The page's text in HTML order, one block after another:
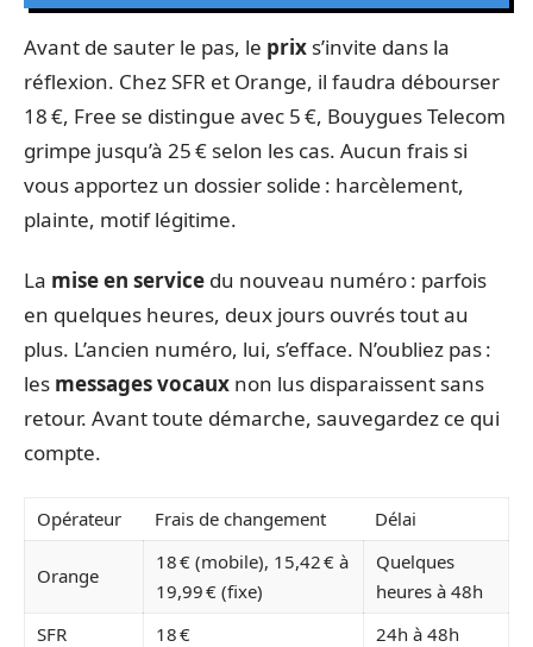
Avant de sauter le pas, le prix s’invite dans la
réflexion. Chez SFR et Orange, il faudra débourser
18 €, Free se distingue avec 5 €, Bouygues Telecom
grimpe jusqu’à 25 € selon les cas. Aucun frais si
vous apportez un dossier solide : harcèlement,
plainte, motif légitime.
La mise en service du nouveau numéro : parfois
en quelques heures, deux jours ouvrés tout au
plus. L’ancien numéro, lui, s’efface. N’oubliez pas :
les messages vocaux non lus disparaissent sans
retour. Avant toute démarche, sauvegardez ce qui
compte.
Opérateur Frais de changement Délai
Orange
18 € (mobile), 15,42 € à
19,99 € (fixe)
Quelques
heures à 48h
SFR
18 €
24h à 48h